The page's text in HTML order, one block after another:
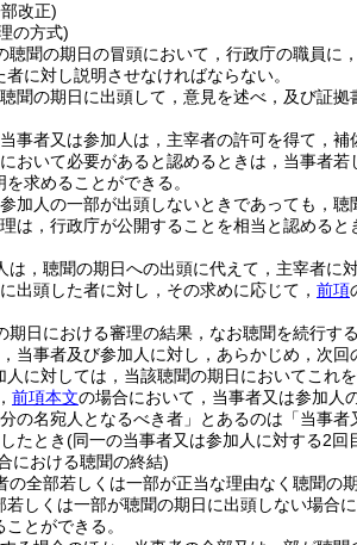
改正)
の方式)
聴聞の期日の冒頭において，行政庁の職員
に対し説明させなければならない。
聞の期日に出頭して，意見を述べ，及び証
事者又は参加人は，主宰者の許可を得て，補
おいて必要があると認めるときは，当事者
求めることができる。
加人の一部が出頭しないときであっても，聴
は，行政庁が公開することを相当と認めると
は，聴聞の期日への出頭に代えて，主宰者に
出頭した者に対し，その求めに応じて， 前項
期日における審理の結果，なお聴聞を続行す
当事者及び参加人に対し，あらかじめ，次
に対しては，当該聴聞の期日においてこれを
前項本文の場合において，当事者又は参加人
の名宛人となるべき者」とあるのは「当事
たとき(同一の当事者又は参加人に対する2
における聴聞の終結)
の全部若しくは一部が正当な理由なく聴聞の
若しくは一部が聴聞の期日に出頭しない場合
とができる。